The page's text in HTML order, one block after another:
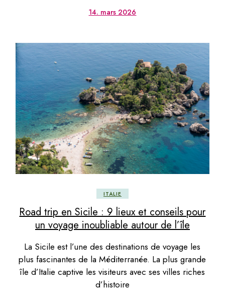
14. mars 2026
ITALIE
Road trip en Sicile : 9 lieux et conseils pour
un voyage inoubliable autour de l’île
La Sicile est l’une des destinations de voyage les
plus fascinantes de la Méditerranée. La plus grande
île d’Italie captive les visiteurs avec ses villes riches
d’histoire